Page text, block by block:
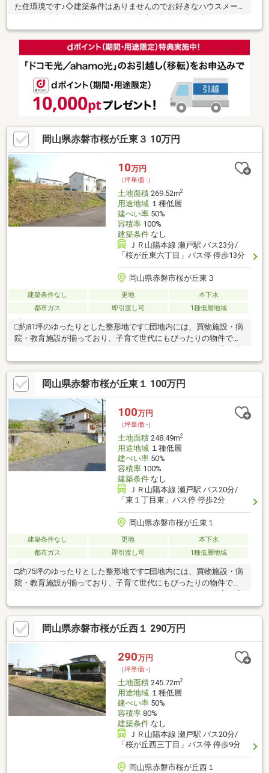
た住環境です♪◇建築条件はありませんのでお好きなハウスメー
ませんお問い合わせは【タカセ不動産岡山店】まで☆☆
岡山県赤磐市桜が丘東３ 10万円
10万円
（坪単価:-）
土地面積269.52m2
用途地域１種低層
建ぺい率50%
容積率100%
建築条件なし
ＪＲ山陽本線 瀬戸駅 バス23分/
「桜が丘東六丁目」バス停 停歩13分
岡山県赤磐市桜が丘東３
建築条件なし 更地
本下水
都市ガス
即引渡し可 1種低層地域
□約81坪のゆったりとした整形地です□団地内には、買物施設・病
院・教育施設が揃っており、子育て世代にもぴったりの物件です
築いただけます。□敷地が広いので、納得のプランニングが実現
できます♪※売主は契約不適合責任を負いません
岡山県赤磐市桜が丘東１ 100万円
100万円
（坪単価:-）
土地面積248.49m2
用途地域１種低層
建ぺい率50%
容積率100%
建築条件なし
ＪＲ山陽本線 瀬戸駅 バス20分/
「東１丁目東」バス停 停歩2分
岡山県赤磐市桜が丘東１
建築条件なし 更地
本下水
都市ガス
即引渡し可 1種低層地域
□約75坪のゆったりとした整形地です□団地内には、買物施設・病
院・教育施設が揃っており、子育て世代にもぴったりの物件です
築いただけます。□敷地が広いので、納得のプランニングが実現
できます♪※売主は契約不適合責任を負いません
岡山県赤磐市桜が丘西１ 290万円
290万円
（坪単価:-）
土地面積245.72m2
用途地域１種低層
建ぺい率50%
容積率80%
建築条件なし
ＪＲ山陽本線 瀬戸駅 バス20分/
「桜が丘西三丁目」バス停 停歩9分
岡山県赤磐市桜が丘西１